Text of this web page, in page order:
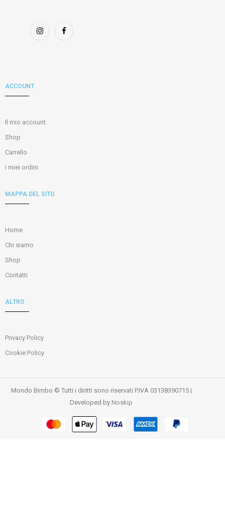
ACCOUNT
Il mio account
Shop
Carrello
I miei ordini
MAPPA DEL SITO
Home
Chi siamo
Shop
Contatti
ALTRO
Privacy Policy
Cookie Policy
Mondo Bimbo © Tutti i diritti sono riservati P.IVA 03138390715 |
Developed by Noskip